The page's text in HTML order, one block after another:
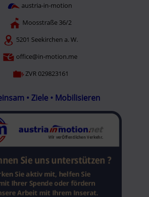
austria-in-motion
Moosstraße 36/2
5201 Seekirchen a. W.
office@in-motion.me
ZVR 029823161
• Ziele • Mobilisieren